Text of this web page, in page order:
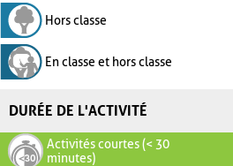
Hors classe
En classe et hors classe
DURÉE DE L'ACTIVITÉ
Activités courtes (< 30
minutes)